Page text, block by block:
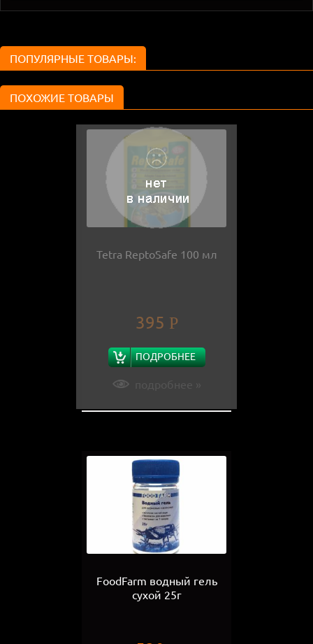
ПОПУЛЯРНЫЕ ТОВАРЫ:
ПОХОЖИЕ ТОВАРЫ
Tetra ReptoSafe 100 мл
395 Р
ПОДРОБНЕЕ
FoodFarm водный гель
сухой 25г